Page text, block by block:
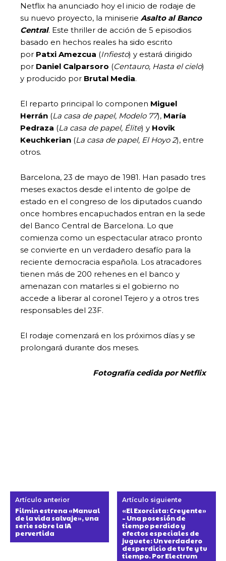
Netflix ha anunciado hoy el inicio de rodaje de
su nuevo proyecto, la miniserie Asalto al Banco
Central. Este thriller de acción de 5 episodios
basado en hechos reales ha sido escrito
por Patxi Amezcua (Infiesto) y estará dirigido
por Daniel Calparsoro (Centauro, Hasta el cielo)
y producido por Brutal Media.
El reparto principal lo componen Miguel
Herrán (La casa de papel, Modelo 77), María
Pedraza (La casa de papel, Élite) y Hovik
Keuchkerian (La casa de papel, El Hoyo 2), entre
otros.
Barcelona, 23 de mayo de 1981. Han pasado tres
meses exactos desde el intento de golpe de
estado en el congreso de los diputados cuando
once hombres encapuchados entran en la sede
del Banco Central de Barcelona. Lo que
comienza como un espectacular atraco pronto
se convierte en un verdadero desafío para la
reciente democracia española. Los atracadores
tienen más de 200 rehenes en el banco y
amenazan con matarles si el gobierno no
accede a liberar al coronel Tejero y a otros tres
responsables del 23F.
El rodaje comenzará en los próximos días y se
prolongará durante dos meses.
Fotografía cedida por Netflix
Artículo anterior
Filmin estrena «Manual
de la vida salvaje», una
serie sobre la IA
pervertida
Artículo siguiente
«El Exorcista: Creyente»
– Una posesión de
tiempo perdido y
efectos especiales de
juguete: Un verdadero
desperdicio de tu fe y tu
tiempo. Por Electrum